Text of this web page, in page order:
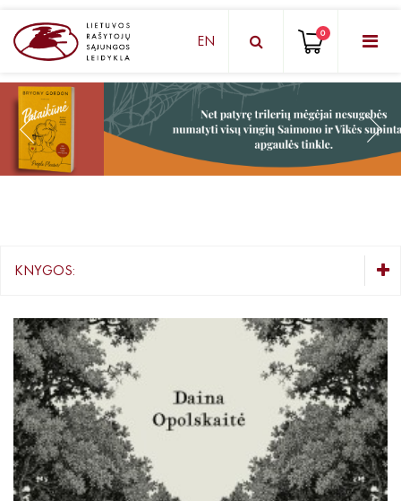
KNYGŲ DĖŽUTĖ - STAIGMENA
Grožinė literatūra
Knygos su autografais
KNYGOS PIGIAU
Išparduota
EN 0
KNYGOS:
Grožinė literatūra
Lietuvių autorių literatūra
Užsienio autorių literatūra
Trileriai, detektyvai
Klasika
Apsakymai, novelės
Poezija, pjesės